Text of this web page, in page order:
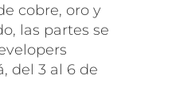
cobre, oro y
las partes se
del 3 al 6 de